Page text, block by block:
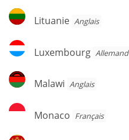
Lituanie
Lituanie Anglais
Luxembourg
Luxembourg Allemand
Malawi
Malawi Anglais
Monaco
Monaco Français